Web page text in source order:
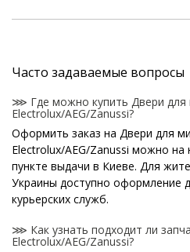
Часто задаваемые вопросы
⋙ Где можно купить Двери для
Electrolux/AEG/Zanussi?
Оформить заказ на Двери для
Electrolux/AEG/Zanussi можно
пункте выдачи в Киеве. Для
Украины доступно оформление
курьерских служб.
⋙ Как узнать подходит ли
Electrolux/AEG/Zanussi?